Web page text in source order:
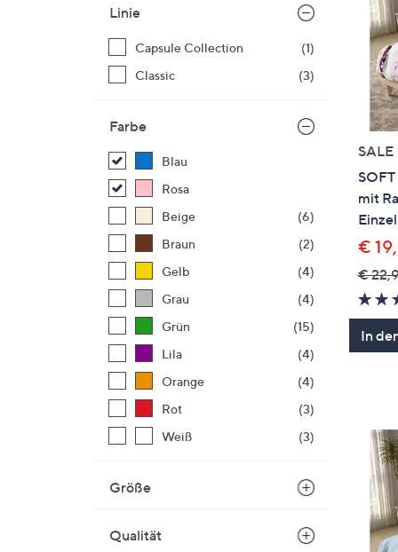
Linie
Capsule Collection
(1)
Classic
(3)
Farbe
Blau
Rosa
Beige
(6)
Braun
(2)
Gelb
(4)
Grau
(4)
Grün
(15)
Lila
(4)
Orange
(4)
Rot
(3)
Weiß
(3)
Größe
Qualität
SALE
mit
€
€
In